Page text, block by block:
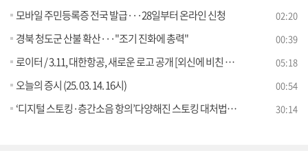
모바일 주민등록증 전국 발급···28일부터 온라인 신청 02:20
경북 청도군 산불 확산···"조기 진화에 총력" 00:39
로이터 / 3.11, 대한항공, 새로운 로고 공개 [외신에 비친 한국] 05:18
오늘의 증시 (25. 03. 14. 16시) 00:54
‘디지털 스토킹·층간소음 항의’다양해진 스토킹 대처법은? [잘 사는 법] 30:14